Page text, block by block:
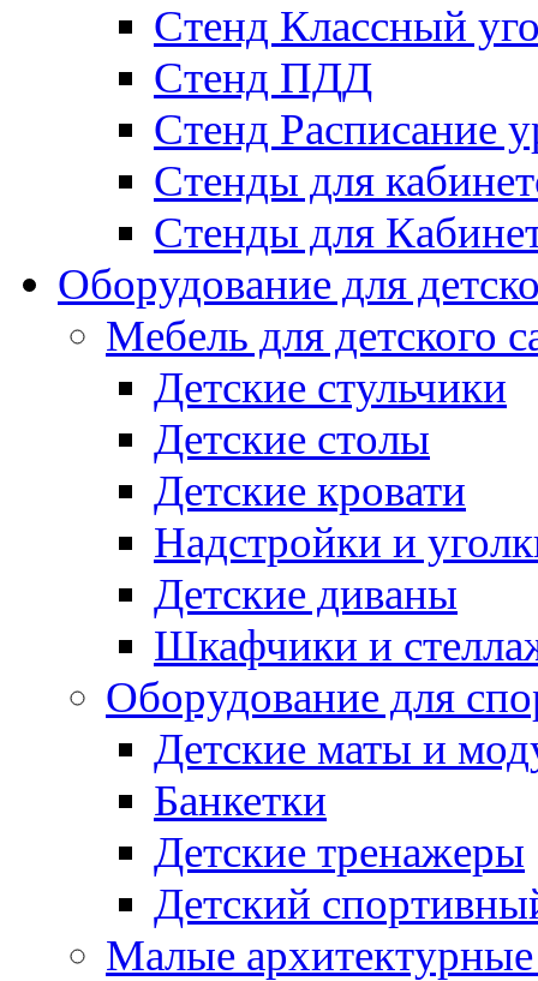
Стенд Классный
Стенд ПДД
Стенд Расписание
Стенды для
Стенды для
Оборудование для
Мебель для детского
Детские стульчики
Детские столы
Детские кровати
Надстройки и
Детские диваны
Шкафчики и
Оборудование для
Детские маты и
Банкетки
Детские тренажеры
Детский
Малые